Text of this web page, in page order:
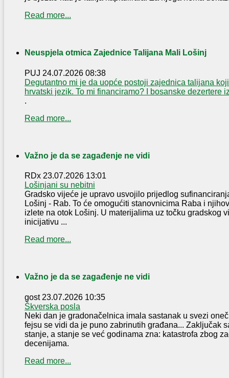
Read more...
Neuspjela otmica Zajednice Talijana Mali Lošinj
PUJ 24.07.2026 08:38
Degutantno mi je da uopće postoji zajednica talijana
hrvatski jezik. To mi financiramo? I bosanske dezertere
.
Read more...
Važno je da se zagađenje ne vidi
RDx 23.07.2026 13:01
Lošinjani su nebitni
Gradsko vijeće je upravo usvojilo prijedlog
Lošinj - Rab. To će omogućiti stanovnicima Raba i
izlete na otok Lošinj. U materijalima uz točku gradskog
inicijativu ...
Read more...
Važno je da se zagađenje ne vidi
gost 23.07.2026 10:35
Škverska posla
Neki dan je gradonačelnica imala sastanak u svezi
fejsu se vidi da je puno zabrinutih građana... Zaključak
stanje, a stanje se već godinama zna: katastrofa zbog
decenijama.
Read more...